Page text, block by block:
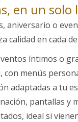
en un solo
aniversario o
calidad en cada
íntimos o
con menús
adaptadas a tu
pantallas y
ideal si